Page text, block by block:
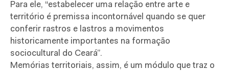
Para ele, “estabelecer uma relação entre arte e
território é premissa incontornável quando se quer
conferir rastros e lastros a movimentos
historicamente importantes na formação
sociocultural do Ceará”.
Memórias territoriais, assim, é um módulo que traz o